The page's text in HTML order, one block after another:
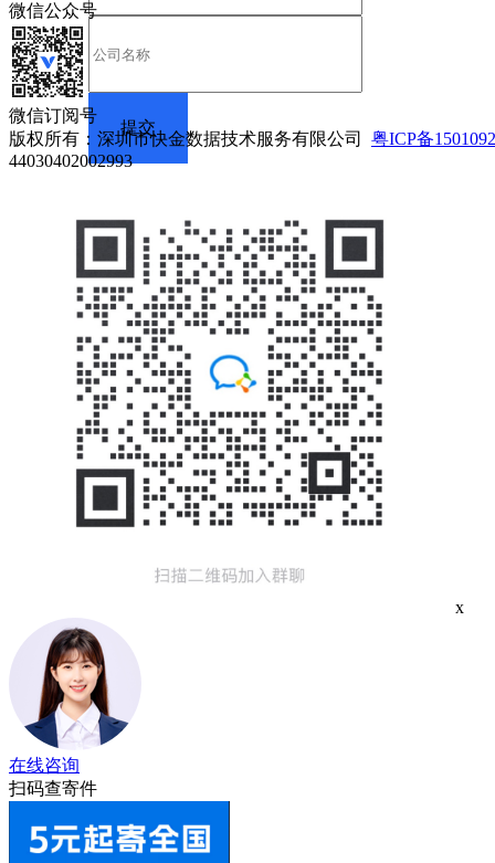
微信公众号
微信订阅号
版权所有：深圳市快金数据技术服务有限公司 粤ICP备
44030402002993
x
在线咨询
扫码查寄件